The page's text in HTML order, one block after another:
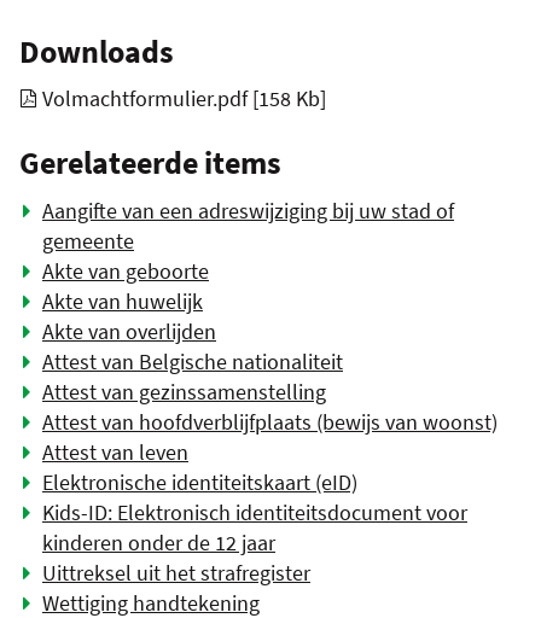
Downloads
Volmachtformulier.pdf 158 Kb
Gerelateerde items
Aangifte van een adreswijziging bij uw stad of
gemeente
Akte van geboorte
Akte van huwelijk
Akte van overlijden
Attest van Belgische nationaliteit
Attest van gezinssamenstelling
Attest van hoofdverblijfplaats (bewijs van woonst)
Attest van leven
Elektronische identiteitskaart (eID)
Kids-ID: Elektronisch identiteitsdocument voor
kinderen onder de 12 jaar
Uittreksel uit het strafregister
Wettiging handtekening